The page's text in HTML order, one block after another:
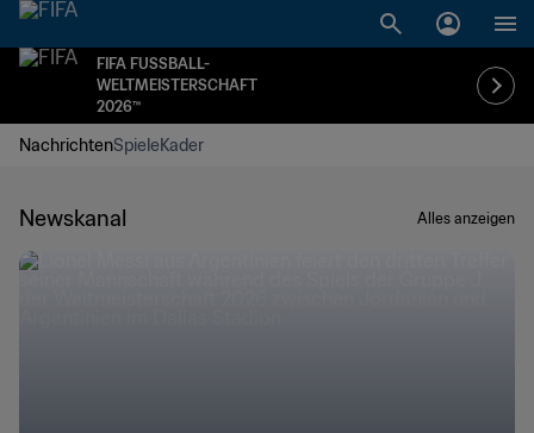
FIFA FUSSBALL-
WELTMEISTERSCHAFT
2026™
NachrichtenSpieleKader
Newskanal Alles anzeigen